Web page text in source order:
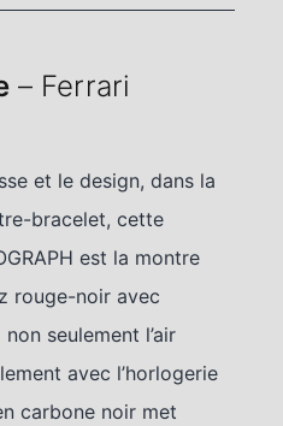
– Ferrari
et le design, dans la
bracelet, cette
est la montre
rouge-noir avec
seulement l’air
avec l’horlogerie
carbone noir met